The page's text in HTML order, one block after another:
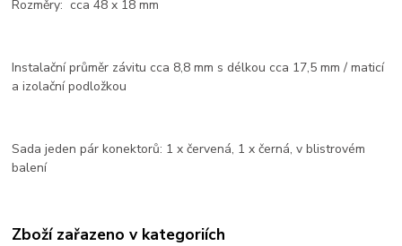
Rozměry: cca 48 x 18 mm
Instalační průměr závitu cca 8,8 mm s délkou cca 17,5 mm / maticí
a izolační podložkou
Sada jeden pár konektorů: 1 x červená, 1 x černá, v blistrovém
balení
Zboží zařazeno v kategoriích